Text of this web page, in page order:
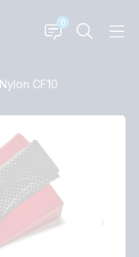
0
Nylon CF10